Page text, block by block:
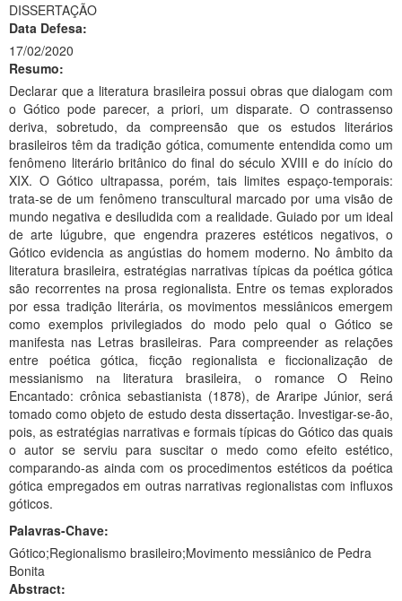
Ministério do Meio Ambiente
Ministério do Turismo
Ministério do Desenvolvimento Regional
Controladoria-Geral da União
Ministério da Mulher, da Família e dos Direitos Humanos
Secretaria-Geral
Secretaria de Governo
Gabinete de Segurança Institucional
Advocacia-Geral da União
Banco Central do Brasil
Planalto
DISSERTAÇÃO
Data Defesa:
17/02/2020
Resumo:
Declarar que a literatura brasileira possui obras que dialogam com
o Gótico pode parecer, a priori, um disparate. O contrassenso
deriva, sobretudo, da compreensão que os estudos literários
brasileiros têm da tradição gótica, comumente entendida como um
fenômeno literário britânico do final do século XVIII e do início do
XIX. O Gótico ultrapassa, porém, tais limites espaço-temporais:
trata-se de um fenômeno transcultural marcado por uma visão de
mundo negativa e desiludida com a realidade. Guiado por um ideal
de arte lúgubre, que engendra prazeres estéticos negativos, o
Gótico evidencia as angústias do homem moderno. No âmbito da
literatura brasileira, estratégias narrativas típicas da poética gótica
são recorrentes na prosa regionalista. Entre os temas explorados
por essa tradição literária, os movimentos messiânicos emergem
como exemplos privilegiados do modo pelo qual o Gótico se
manifesta nas Letras brasileiras. Para compreender as relações
entre poética gótica, ficção regionalista e ficcionalização de
messianismo na literatura brasileira, o romance O Reino
Encantado: crônica sebastianista (1878), de Araripe Júnior, será
tomado como objeto de estudo desta dissertação. Investigar-se-ão,
pois, as estratégias narrativas e formais típicas do Gótico das quais
o autor se serviu para suscitar o medo como efeito estético,
comparando-as ainda com os procedimentos estéticos da poética
gótica empregados em outras narrativas regionalistas com influxos
góticos.
Palavras-Chave:
Gótico;Regionalismo brasileiro;Movimento messiânico de Pedra
Bonita
Abstract: